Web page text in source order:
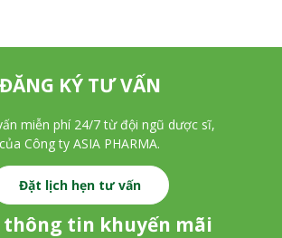
ĐĂNG KÝ TƯ VẤN
miễn phí 24/7 từ đội ngũ dược sĩ,
của Công ty ASIA PHARMA.
Đặt lịch hẹn tư vấn
thông tin khuyến mãi